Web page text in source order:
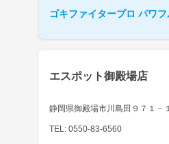
ゴキファイタープロ パワ
エスポット御殿場店
静岡県御殿場市川島田９７１－１
TEL: 0550-83-6560